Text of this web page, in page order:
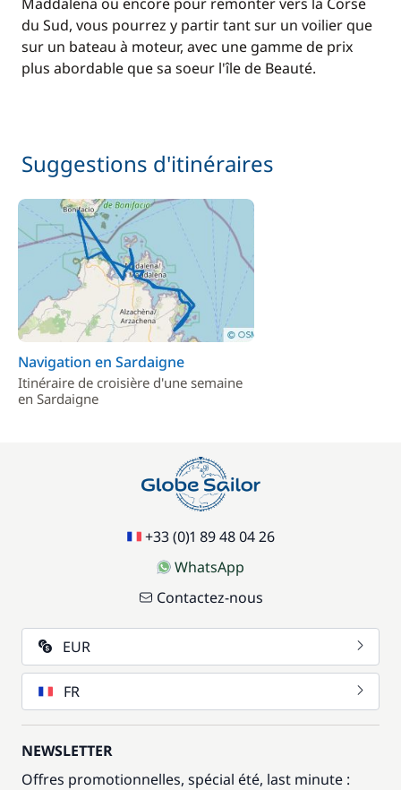
du Sud, vous pourrez y partir tant sur un voilier que
sur un bateau à moteur, avec une gamme de prix
plus abordable que sa soeur l'île de Beauté.
Suggestions d'itinéraires
Navigation en Sardaigne
Itinéraire de croisière d'une semaine
en Sardaigne
+33 (0)1 89 48 04 26
WhatsApp
Contactez-nous
EUR
FR
NEWSLETTER
Offres promotionnelles, spécial été, last minute :